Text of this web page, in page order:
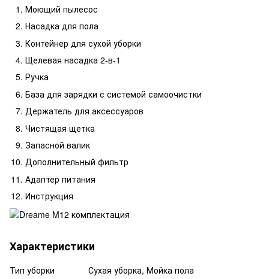
Моющий пылесос
Насадка для пола
Контейнер для сухой уборки
Щелевая насадка 2-в-1
Ручка
База для зарядки с системой самоочистки
Держатель для аксессуаров
Чистящая щетка
Запасной валик
Дополнительный фильтр
Адаптер питания
Инструкция
Характеристики
Тип уборки Сухая уборка, Мойка пола